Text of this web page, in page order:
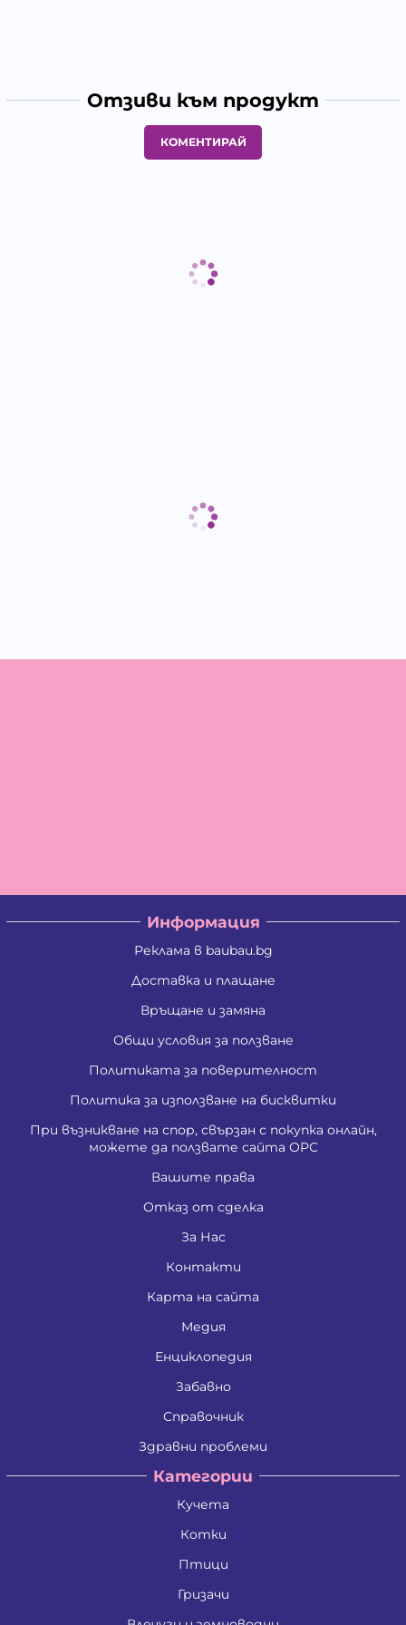
Отзиви към продукт
КОМЕНТИРАЙ
Информация
Реклама в baubau.bg
Доставка и плащане
Връщане и замяна
Общи условия за ползване
Политиката за поверителност
Политика за използване на бисквитки
При възникване на спор, свързан с покупка онлайн,
можете да ползвате сайта ОРС
Вашите права
Отказ от сделка
За Нас
Контакти
Карта на сайта
Медия
Енциклопедия
Забавно
Справочник
Здравни проблеми
Категории
Кучета
Котки
Птици
Гризачи